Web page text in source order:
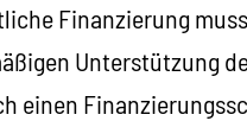
Finanzierung
Unterstützung
einen